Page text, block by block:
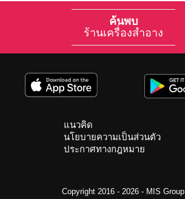
ค้นพบ
ร้านเครื่องสำอาง
แนวคิด
นโยบายความเป็นส่วนตัว
ประกาศทางกฎหมาย
Copyright 2016 - 2026 - MIS Group